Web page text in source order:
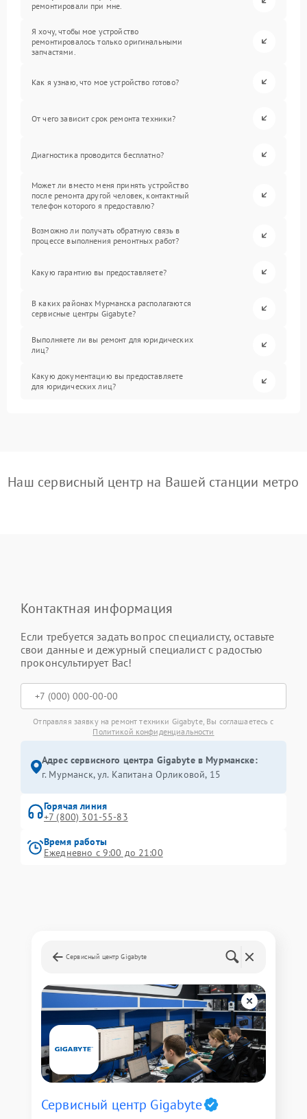
ремонтировали при мне.
Я хочу, чтобы мое устройство
ремонтировалось только оригинальными
запчастями.
Как я узнаю, что мое устройство готово?
От чего зависит срок ремонта техники?
Диагностика проводится бесплатно?
Может ли вместо меня принять устройство
после ремонта другой человек, контактный
телефон которого я предоставлю?
Возможно ли получать обратную связь в
процессе выполнения ремонтных работ?
Какую гарантию вы предоставляете?
В каких районах Мурманска располагаются
сервисные центры Gigabyte?
Выполняете ли вы ремонт для юридических
лиц?
Какую документацию вы предоставляете
для юридических лиц?
Наш сервисный центр на Вашей станции метро
Контактная информация
Если требуется задать вопрос специалисту, оставьте
свои данные и дежурный специалист с радостью
проконсультирует Вас!
Отправляя заявку на ремонт техники Gigabyte, Вы соглашаетесь с
Политикой конфиденциальности
Адрес сервисного центра Gigabyte в Мурманске:
г. Мурманск, ул. Капитана Орликовой, 15
Горячая линия
+7 (800) 301-55-83
Время работы
Ежедневно с 9:00 до 21:00
Сервисный центр Gigabyte
Сервисный центр Gigabyte